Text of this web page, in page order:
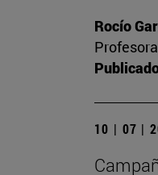
Rocío
10 | 07 |